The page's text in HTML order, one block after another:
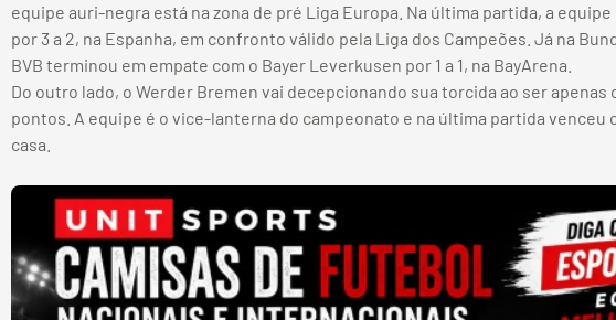
equipe auri-negra está na zona de pré Liga Europa. Na última partida, a equipe
por 3 a 2, na Espanha, em confronto válido pela Liga dos Campeões. Já na
BVB terminou em empate com o Bayer Leverkusen por 1 a 1, na BayArena.
Do outro lado, o Werder Bremen vai decepcionando sua torcida ao ser apenas o
pontos. A equipe é o vice-lanterna do campeonato e na última partida venceu
casa.